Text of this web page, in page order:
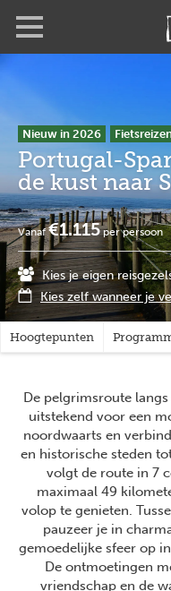
Nieuw in 2026
Portugal-
de kust naar
Compostella
Vanaf€1.115per persoon
Kies je eigen
Kies zelf wanneer je
Hoogtepunten
De pelgrimsroute
uitstekend voor een
noordwaarts en
en historische steden
volgt de route in 7
maximaal 49
volop te genieten.
pauzeer je in
gemoedelijke sfeer op
De ontmoetingen
vriendschap en de